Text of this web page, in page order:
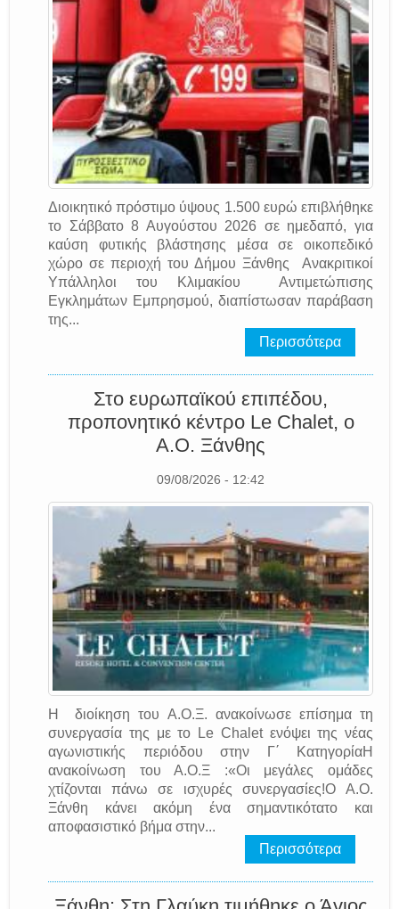
Διοικητικό πρόστιμο ύψους 1.500 ευρώ επιβλήθηκε
το Σάββατο 8 Αυγούστου 2026 σε ημεδαπό, για
καύση φυτικής βλάστησης μέσα σε οικοπεδικό
χώρο σε περιοχή του Δήμου Ξάνθης Ανακριτικοί
Υπάλληλοι του Κλιμακίου Αντιμετώπισης
Εγκλημάτων Εμπρησμού, διαπίστωσαν παράβαση
της...
Περισσότερα
Στο ευρωπαϊκού επιπέδου,
προπονητικό κέντρο Le Chalet, o
A.O. Ξάνθης
09/08/2026 - 12:42
Η διοίκηση του Α.Ο.Ξ. ανακοίνωσε επίσημα τη
συνεργασία της με το Le Chalet ενόψει της νέας
αγωνιστικής περιόδου στην Γ΄ ΚατηγορίαΗ
ανακοίνωση του Α.Ο.Ξ :«Οι μεγάλες ομάδες
χτίζονται πάνω σε ισχυρές συνεργασίες!Ο Α.Ο.
Ξάνθη κάνει ακόμη ένα σημαντικότατο και
αποφασιστικό βήμα στην...
Περισσότερα